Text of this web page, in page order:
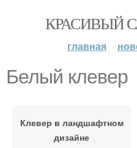
КРАСИВЫЙ
главная
Белый клевер
Клевер в ландшафтном
дизайне